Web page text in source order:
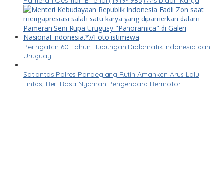
Peringatan 60 Tahun Hubungan Diplomatik Indonesia dan
Uruguay
Satlantas Polres Pandeglang Rutin Amankan Arus Lalu
Lintas, Beri Rasa Nyaman Pengendara Bermotor